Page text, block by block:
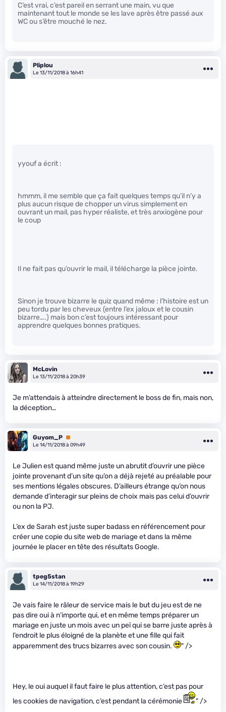
C’est vrai, c’est pareil en serrant une main, vu que
maintenant tout le monde se les lave après être passé aux
WC ou s’être mouché le nez.
Pliplou
Le 13/11/2018 à 16h41
yyouf a écrit :
hmmm, il me semble que ça fait quelques temps qu’il n’y a
plus aucun risque de chopper un virus simplement en
ouvrant un mail, pas hyper réaliste, et très anxiogène pour
le coup
Il ne fait pas qu’ouvrir le mail, il télécharge la pièce jointe.
Sinon je trouve bizarre le quiz quand même : l’histoire est un
peu tordu par les cheveux (entre l’ex jaloux et le cousin
bizarre….) mais bon c’est toujours intéressant pour
apprendre quelques bonnes pratiques.
McLovin
Le 13/11/2018 à 20h39
Je m’attendais à atteindre directement le boss de fin, mais non,
la déception…
Guyom_P Premium
Le 14/11/2018 à 09h49
Le Julien est quand même juste un abrutit d’ouvrir une pièce
jointe provenant d’un site qu’on a déjà rejeté au préalable pour
ses mentions légales obscures. D’ailleurs étrange qu’on nous
demande d’interagir sur pleins de choix mais pas celui d’ouvrir
ou non la PJ.
L’ex de Sarah est juste super badass en référencement pour
créer une copie du site web de mariage et dans la même
journée le placer en tête des résultats Google.
tpeg5stan
Le 14/11/2018 à 19h29
Je vais faire le râleur de service mais le but du jeu est de ne
pas dire oui à n’importe qui, et en même temps préparer un
mariage en juste un mois avec un peï qui se barre juste après à
l’endroit le plus éloigné de la planète et une fille qui fait
apparemment des trucs bizarres avec son cousin.
" />
Hey, le oui auquel il faut faire le plus attention, c’est pas pour
les cookies de navigation, c’est pendant la cérémonie
" />